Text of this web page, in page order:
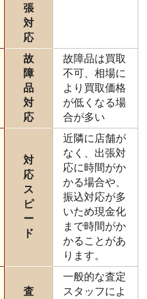
張
対
応
故
障
品
対
応
故障品は買取
不可、相場に
より買取価格
が低くなる場
合が多い
対
応
ス
ピ
ー
ド
近隣に店舗が
なく、出張対
応に時間がか
かる場合や、
振込対応が多
いため現金化
まで時間がか
かることがあ
ります。
査
一般的な査定
スタッフによ